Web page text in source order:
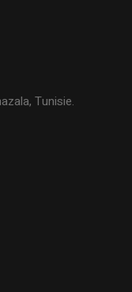
Tunisie.